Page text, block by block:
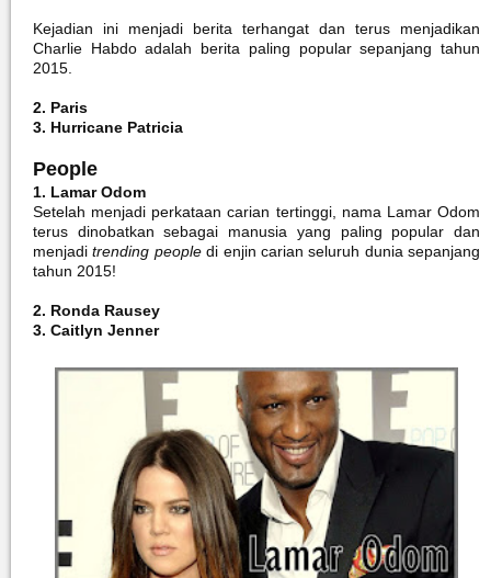
Kejadian ini menjadi berita terhangat dan terus menjadikan
Charlie Habdo adalah berita paling popular sepanjang tahun
2015.
2. Paris
3. Hurricane Patricia
People
1. Lamar Odom
Setelah menjadi perkataan carian tertinggi, nama Lamar Odom
terus dinobatkan sebagai manusia yang paling popular dan
menjadi trending peopledi enjin carian seluruh dunia sepanjang
tahun 2015!
2. Ronda Rausey
3. Caitlyn Jenner